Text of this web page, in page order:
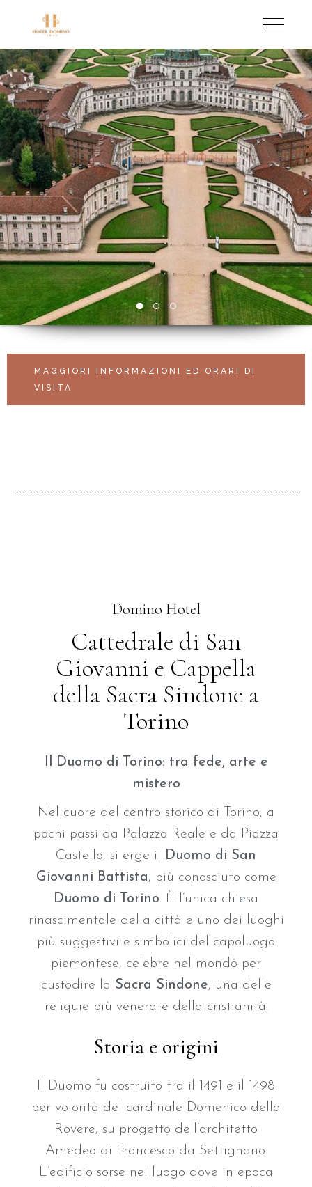
MAGGIORI INFORMAZIONI ED ORARI DI
VISITA
Domino Hotel
Cattedrale di San
Giovanni e Cappella
della Sacra Sindone a
Torino
Il Duomo di Torino: tra fede, arte e
mistero
Nel cuore del centro storico di Torino, a
pochi passi da Palazzo Reale e da Piazza
Castello, si erge il Duomo di San
Giovanni Battista, più conosciuto come
Duomo di Torino. È l’unica chiesa
rinascimentale della città e uno dei luoghi
più suggestivi e simbolici del capoluogo
piemontese, celebre nel mondo per
custodire la Sacra Sindone, una delle
reliquie più venerate della cristianità.
Storia e origini
Il Duomo fu costruito tra il 1491 e il 1498
per volontà del cardinale Domenico della
Rovere, su progetto dell’architetto
Amedeo di Francesco da Settignano.
L’edificio sorse nel luogo dove in epoca